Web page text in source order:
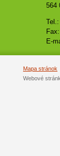
564
E-
Mapa stránok
Webové